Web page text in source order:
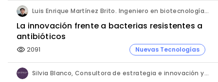
Luis Enrique Martínez Brito. Ingeniero en biotecnología, México.
La innovación frente a bacterias resistentes a
antibióticos
visibility 2091 Nuevas Tecnologías
Silvia Blanco, Consultora de estrategia e innovación y Ana Leal, Consultora Senior de estrategia e innovación. ANIMA.